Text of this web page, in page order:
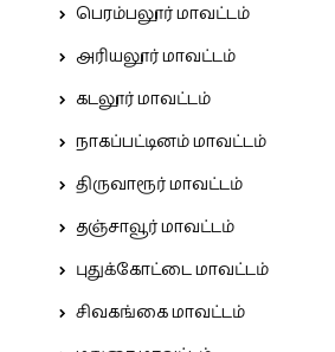
பெரம்பலூர் மாவட்டம்
அரியலூர் மாவட்டம்
கடலூர் மாவட்டம்
நாகப்பட்டினம் மாவட்டம்
திருவாரூர் மாவட்டம்
தஞ்சாவூர் மாவட்டம்
புதுக்கோட்டை மாவட்டம்
சிவகங்கை மாவட்டம்